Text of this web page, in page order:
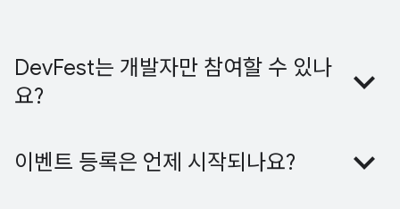
DevFest는 개발자만 참여할 수 있나
요?
이벤트 등록은 언제 시작되나요?